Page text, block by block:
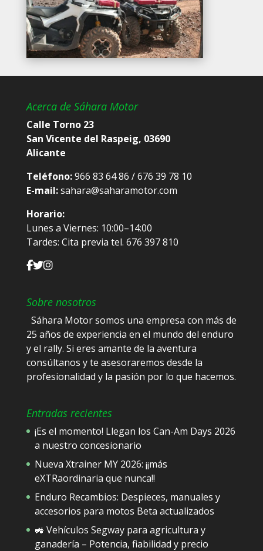
Acerca de Sáhara Motor
Calle Torno 23
San Vicente del Raspeig, 03690
Alicante
Teléfono:966 83 64 86 / 676 39 78 10
E-mail:sahara@saharamotor.com
Horario:
Lunes a Viernes: 10:00–14:00
Tardes: Cita previa tel. 676 397 810
Sobre nosotros
Sáhara Motor somos una empresa con más de
25 años de experiencia en el mundo del enduro
y el rally. Si eres amante de la aventura
consúltanos y te asesoraremos desde la
profesionalidad y la pasión por lo que hacemos.
Entradas recientes
¡Es el momento! Llegan los Can-Am Days 2026
a nuestro concesionario
Nueva Xtrainer MY 2026: ¡¡más
eXTRaordinaria que nunca!!
Enduro Recambios: Despieces, manuales y
accesorios para motos Beta actualizados
🚜 Vehículos Segway para agricultura y
ganadería – Potencia, fiabilidad y precio